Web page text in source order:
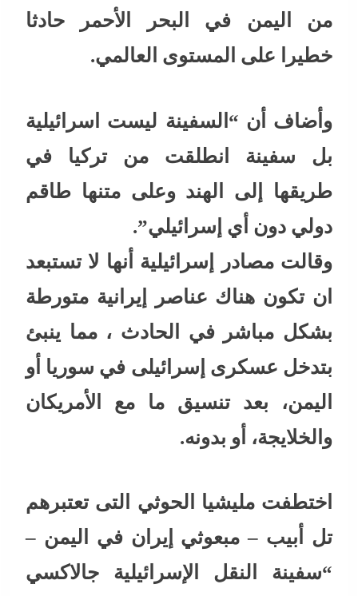
من اليمن في البحر الأحمر حادثا
خطيرا على المستوى العالمي.
وأضاف أن “السفينة ليست اسرائيلية
بل سفينة انطلقت من تركيا في
طريقها إلى الهند وعلى متنها طاقم
دولي دون أي إسرائيلي”.
وقالت مصادر إسرائيلية أنها لا تستبعد
ان تكون هناك عناصر إيرانية متورطة
بشكل مباشر في الحادث ، مما ينبئ
بتدخل عسكرى إسرائيلى في سوريا أو
اليمن، بعد تنسيق ما مع الأمريكان
والخلايجة، أو بدونه.
اختطفت مليشيا الحوثي التى تعتبرهم
تل أبيب – مبعوثي إيران في اليمن –
“سفينة النقل الإسرائيلية جالاكسي